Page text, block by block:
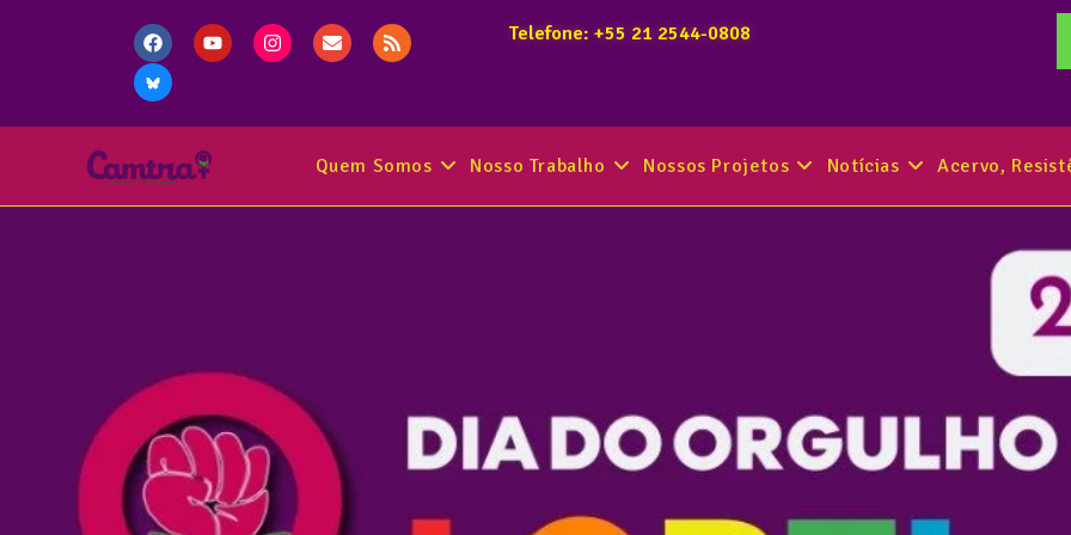
Telefone: +55 21 2544-0808
Quem Somos Nosso Trabalho Nossos Projetos Notícias Acervo,